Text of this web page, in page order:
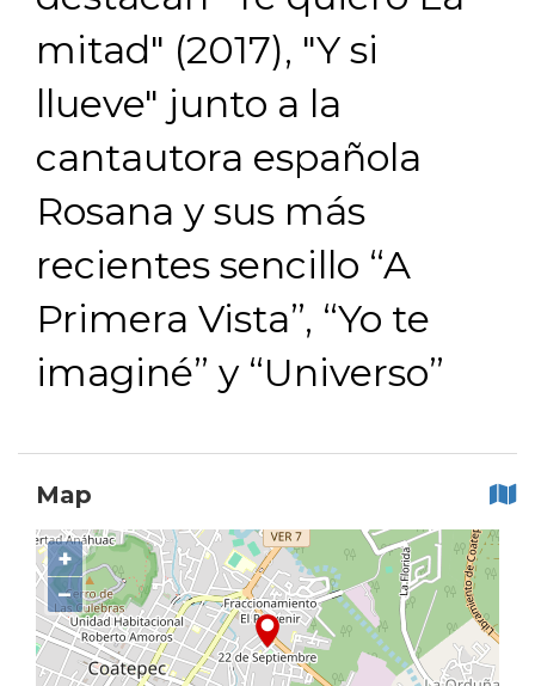
mitad" (2017), "Y si
llueve" junto a la
cantautora española
Rosana y sus más
recientes sencillo “A
Primera Vista”, “Yo te
imaginé” y “Universo”
Map
+
−